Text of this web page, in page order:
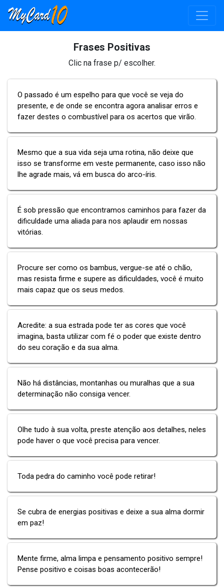
Frases Positivas
Clic na frase p/ escolher.
O passado é um espelho para que você se veja do
presente, e de onde se encontra agora analisar erros e
fazer destes o combustível para os acertos que virão.
Mesmo que a sua vida seja uma rotina, não deixe que
isso se transforme em veste permanente, caso isso não
lhe agrade mais, vá em busca do arco-íris.
É sob pressão que encontramos caminhos para fazer da
dificuldade uma aliada para nos aplaudir em nossas
vitórias.
Procure ser como os bambus, vergue-se até o chão,
mas resista firme e supere as dificuldades, você é muito
mais capaz que os seus medos.
Acredite: a sua estrada pode ter as cores que você
imagina, basta utilizar com fé o poder que existe dentro
do seu coração e da sua alma.
Não há distâncias, montanhas ou muralhas que a sua
determinação não consiga vencer.
Olhe tudo à sua volta, preste atenção aos detalhes, neles
pode haver o que você precisa para vencer.
Toda pedra do caminho você pode retirar!
Se cubra de energias positivas e deixe a sua alma dormir
em paz!
Mente firme, alma limpa e pensamento positivo sempre!
Pense positivo e coisas boas acontecerão!